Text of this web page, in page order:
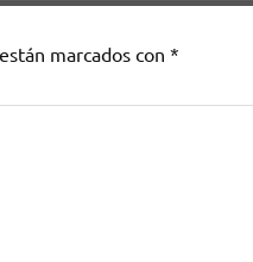
marcados con *